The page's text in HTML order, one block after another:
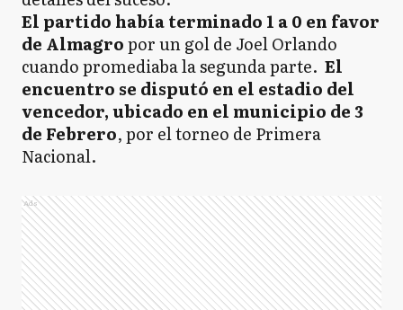
El partido había terminado 1 a 0 en favor
de Almagropor un gol de Joel Orlando
cuando promediaba la segunda parte. El
encuentro se disputó en el estadio del
vencedor, ubicado en el municipio de 3
de Febrero, por el torneo de Primera
Nacional.
Ads